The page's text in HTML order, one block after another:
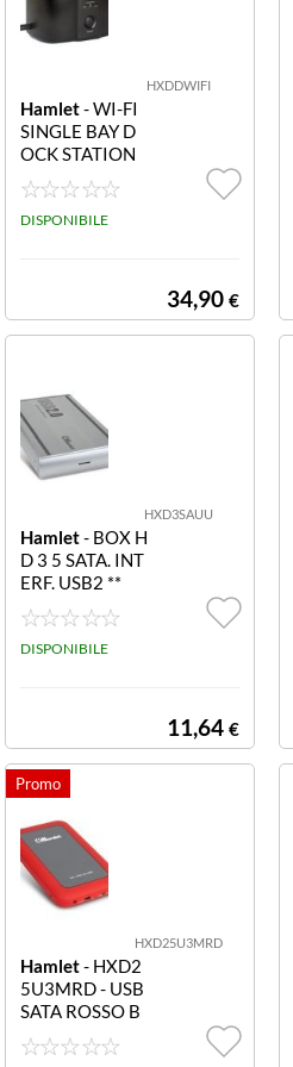
HXDDWIFI
Hamlet- WI-FI
SINGLE BAY D
OCK STATION
2.5 3.5 SATA HD
D
DISPONIBILE
34,90 €
HXD3SAUU
Hamlet- BOX H
D 3 5 SATA. INT
ERF. USB2 **
DISPONIBILE
11,64 €
HXD25U3MRD
Hamlet- HXD2
5U3MRD - USB
SATA ROSSO B
OX 2 5 USB3.0
RUGGED MIRR